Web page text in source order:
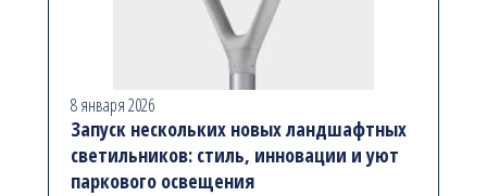
8 января 2026
Запуск нескольких новых ландшафтных
светильников: стиль, инновации и уют
паркового освещения